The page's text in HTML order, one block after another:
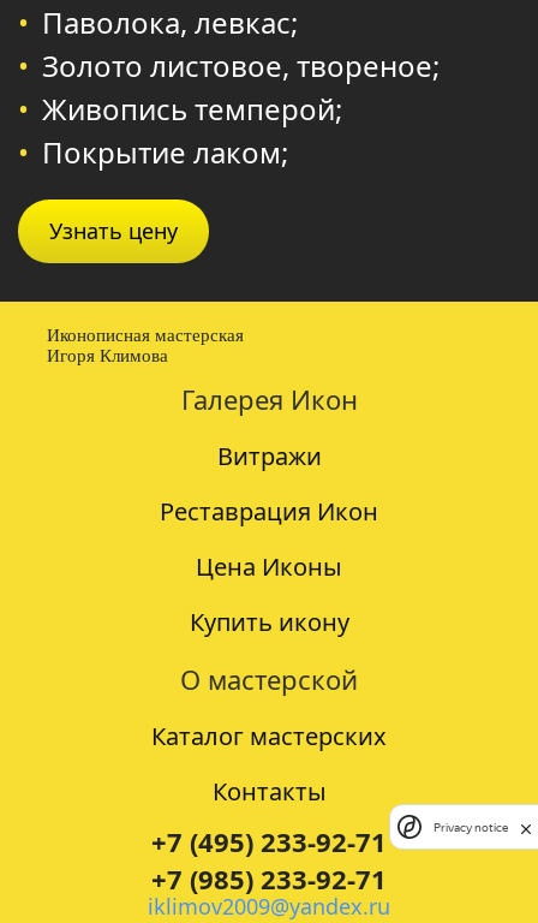
Паволока, левкас;
Золото листовое, твореное;
Живопись темперой;
Покрытие лаком;
Узнать цену
Иконописная мастерская
Игоря Климова
Галерея Икон
Витражи
Реставрация Икон
Цена Иконы
Купить икону
О мастерской
Каталог мастерских
Контакты
+7 (495) 233-92-71
+7 (985) 233-92-71
iklimov2009@yandex.ru
Privacy notice